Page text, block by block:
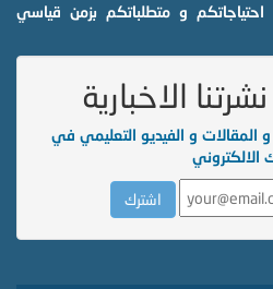
و متطلباتكم بزمن قياسي
الاخبارية
و الفيديو التعليمي في
الالكتروني